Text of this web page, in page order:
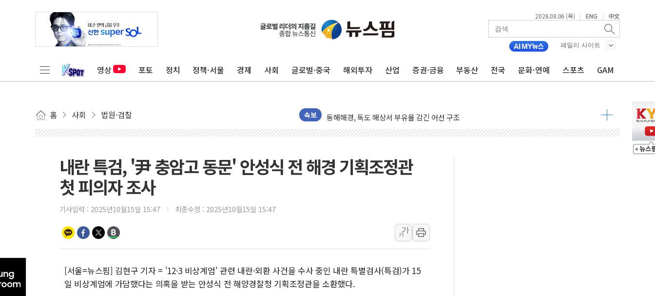
2026.08.06 (목) | ENG | 中文
패밀리 사이트
영상 포토 정치 정책·서울 경제 사회 글로벌·중국 해외투자 산업 증권·금융 부동산 전국 문화·연예 스포츠 GAM
홈 사회 법원·검찰 속보
해군 1함대 창설 80주년…지역과 함께하는 '선봉'의 대민 봉사
[3보] 북, 원산서 동해로 단거리 탄도미사일 1발 발사… 올해 10번째·42일 만 도발
동해해경, 독도 해상서 부유물 감긴 어선 구조
주한미군 "오산기지 누출, 백린 아닌 무해한 표면 부식 물질"
해군과 함께하는 '불금전파, 송정' 시즌2
강원도 폭염특보 11일째…온열질환·가축 피해 최소화 '총력 대응'
빚투·레버리지 줄었지만, 반도체 두 종목에 코스피 '휘청'
[2보] 북한, 원산서 동해상 단거리 탄도미사일 발사
종로·중구 오피스 78%가 준공 10년 이상…리뉴얼이 경쟁력 가른다
법원, '관저 이전 봐주기 감사' 유병호 구속적부심 기각
내란 특검, '尹 충암고 동문' 안성식 전 해경 기획조정관
첫 피의자 조사
기사입력 : 2025년10월15일 15:47 최종수정 : 2025년10월15일 15:47
가
가
[서울=뉴스핌] 김현구 기자 = '12·3 비상계엄' 관련 내란·외환 사건을 수사 중인 내란 특별검사(특검)가 15
일 비상계엄에 가담했다는 의혹을 받는 안성식 전 해양경찰청 기획조정관을 소환했다.